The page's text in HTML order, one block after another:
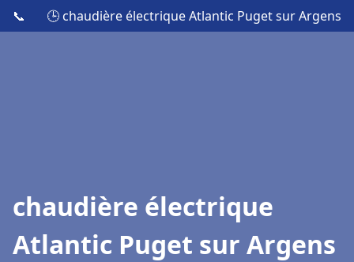
📞 🕒 chaudière électrique Atlantic Puget sur Argens
chaudière électrique
Atlantic Puget sur Argens